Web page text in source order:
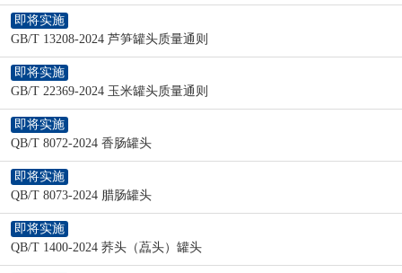
即将实施
GB/T 13208-2024 芦笋罐头质量通则
即将实施
GB/T 22369-2024 玉米罐头质量通则
即将实施
QB/T 8072-2024 香肠罐头
即将实施
QB/T 8073-2024 腊肠罐头
即将实施
QB/T 1400-2024 荞头（藠头）罐头